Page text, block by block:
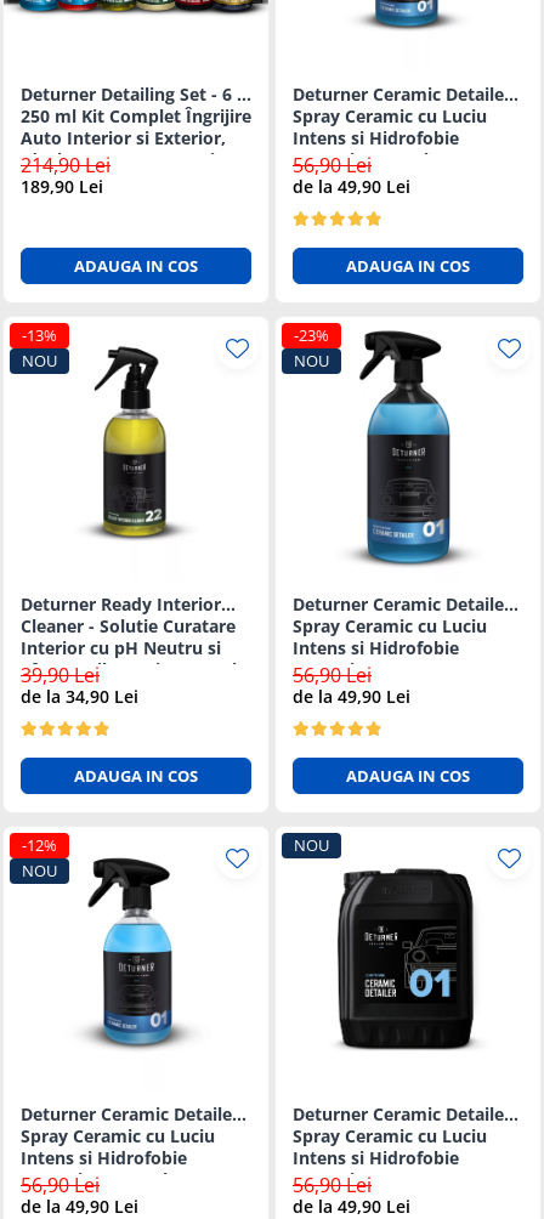
Organizatoare auto
Suporturi bauturi
Deturner Detailing Set - 6 ×
250 ml Kit Complet Îngrijire
Auto Interior si Exterior,
Ideal pentru Incepatori sau
Cadou
214,90 Lei
189,90 Lei
ADAUGA IN COS
Deturner Ceramic Detailer -
Spray Ceramic cu Luciu
Intens si Hidrofobie
Puternica 250ml
56,90 Lei
de la 49,90 Lei
ADAUGA IN COS
-13%
NOU
Deturner Ready Interior
Cleaner - Solutie Curatare
Interior cu pH Neutru si
Efect Antibacterian 250ml
39,90 Lei
de la 34,90 Lei
ADAUGA IN COS
-23%
NOU
Deturner Ceramic Detailer -
Spray Ceramic cu Luciu
Intens si Hidrofobie
Puternica - 1L
56,90 Lei
de la 49,90 Lei
ADAUGA IN COS
-12%
NOU
Deturner Ceramic Detailer -
Spray Ceramic cu Luciu
Intens si Hidrofobie
Puternica - 500ml
56,90 Lei
de la 49,90 Lei
NOU
Deturner Ceramic Detailer -
Spray Ceramic cu Luciu
Intens si Hidrofobie
Puternica - 5L
56,90 Lei
de la 49,90 Lei